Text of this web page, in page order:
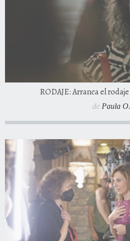
RODAJE: Arranca el
de Paula O.